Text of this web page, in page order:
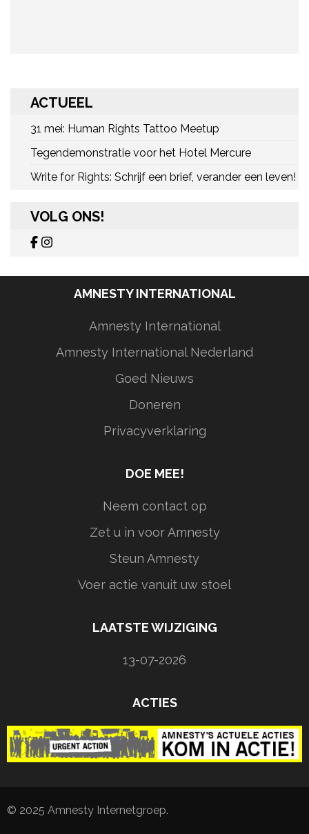
ACTUEEL
31 mei: Human Rights Tattoo Meetup
Tegendemonstratie voor het Hotel Mercure
Write for Rights: Schrijf een brief, verander een leven!
VOLG ONS!
AMNESTY INTERNATIONAL
Amnesty International
Amnesty International Nederland
Goed Nieuws
Doneren
Privacyverklaring
DOE MEE!
Neem contact op
Zet u in voor Amnesty
Steun Amnesty
Voer actie vanuit uw stoel
LAATSTE WIJZIGING
13-07-2026
ACTIES
© 2025 Amnesty Internetgroep.